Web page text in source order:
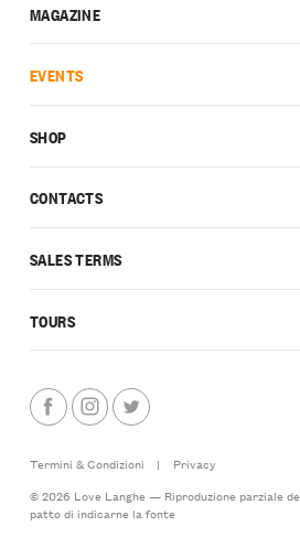
CONTACTS
SALES TERMS
TOURS
MAGAZINE
EVENTS
SHOP
Termini & Condizioni |
Privacy
© 2026 Love Langhe — Riproduzione parziale
patto di indicarne la fonte